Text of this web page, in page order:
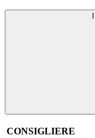
CONSIGLIERE